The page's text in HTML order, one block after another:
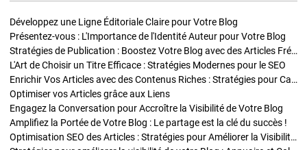
Développez une Ligne Éditoriale Claire pour Votre Blog
Présentez-vous : L'Importance de l'Identité Auteur pour Votre Blog
Stratégies de Publication : Boostez Votre Blog avec des Articles Fréquents et Exclusifs
L'Art de Choisir un Titre Efficace : Stratégies Modernes pour le SEO
Enrichir Vos Articles avec des Contenus Riches : Stratégies pour Captiver et Optimiser
Optimiser vos Articles grâce aux Liens
Engagez la Conversation pour Accroître la Visibilité de Votre Blog
Amplifiez la Portée de Votre Blog : Le partage est la clé du succès !
Optimisation SEO des Articles : Stratégies pour Améliorer la Visibilité de Votre Blog